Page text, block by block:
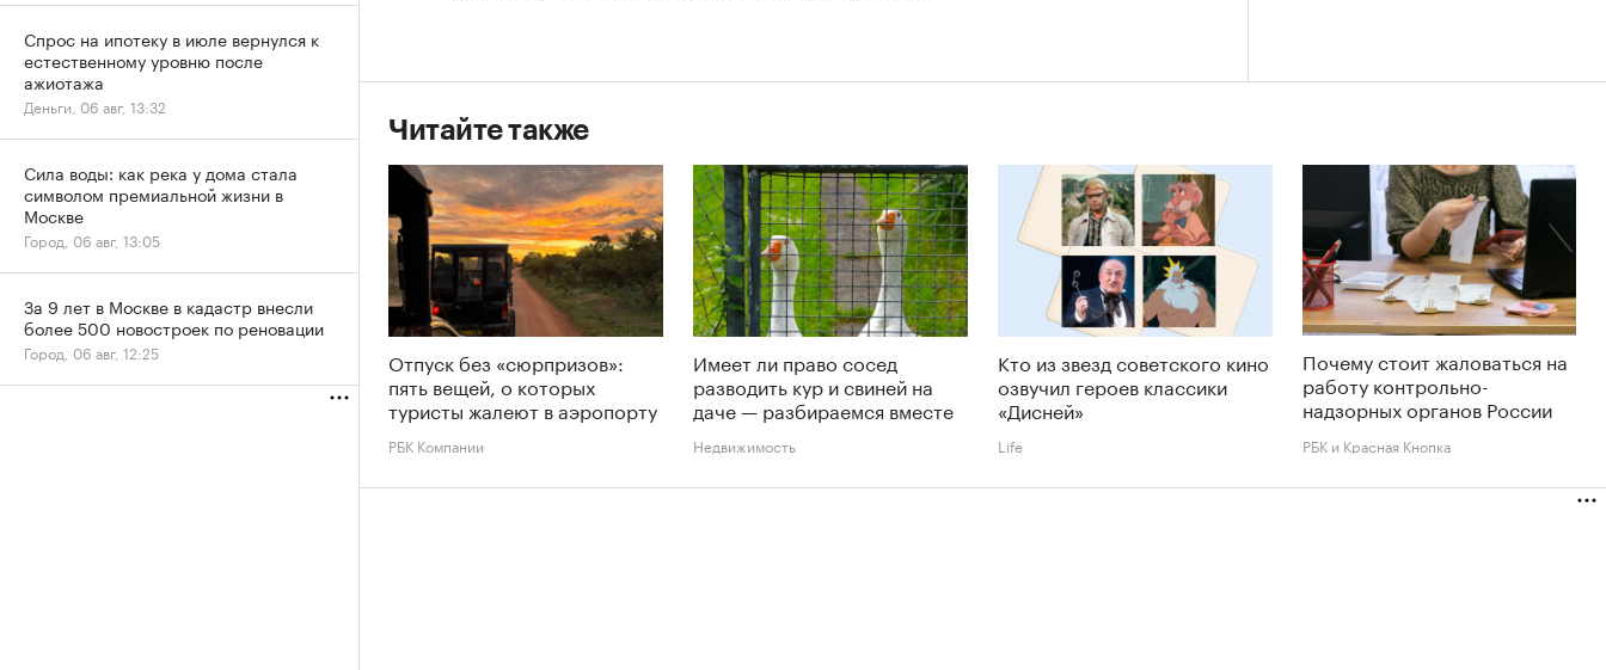
Читайте также
Отпуск без «сюрпризов»:
пять вещей, о которых
туристы жалеют в аэропорту
РБК Компании
Имеет ли право сосед
разводить кур и свиней на
даче — разбираемся вместе
Недвижимость
Кто из звезд советского кино
озвучил героев классики
«Дисней»
Life
Почему стоит жаловаться на
работу контрольно-
надзорных органов России
РБК и Красная Кнопка
Спрос на ипотеку в июле вернулся к
естественному уровню после
ажиотажа
Деньги, 06 авг, 13:32
Сила воды: как река у дома стала
символом премиальной жизни в
Москве
Город, 06 авг, 13:05
За 9 лет в Москве в кадастр внесли
более 500 новостроек по реновации
Город, 06 авг, 12:25